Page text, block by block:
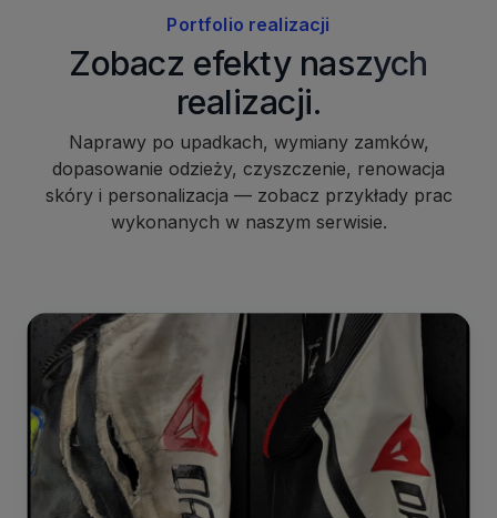
Portfolio realizacji
Zobacz efekty naszych
realizacji.
Naprawy po upadkach, wymiany zamków,
dopasowanie odzieży, czyszczenie, renowacja
skóry i personalizacja — zobacz przykłady prac
wykonanych w naszym serwisie.